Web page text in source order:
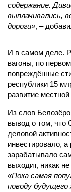
содержание.
выплачивались,
дороги», –
И в самом деле.
вагоны, по
повреждённые
республики 15
развитие
Из слов
вывод о том,
деловой
инвестировало,
зарабатывало
выходит, никак
«Пока самая
поводу будущего